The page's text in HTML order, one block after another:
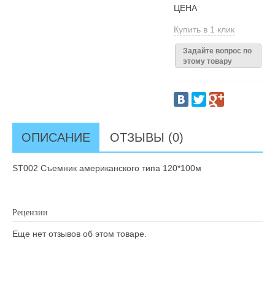
ЦЕНА
Купить в 1 клик
Задайте вопрос по
этому товару
ОПИСАНИЕ ОТЗЫВЫ (0)
ST002 Съемник американского типа 120*100м
Рецензии
Еще нет отзывов об этом товаре.